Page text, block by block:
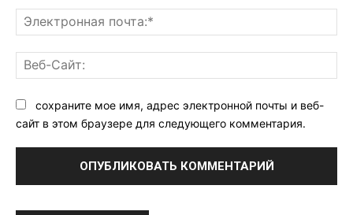
сохраните мое имя, адрес электронной почты и веб-
сайт в этом браузере для следующего комментария.